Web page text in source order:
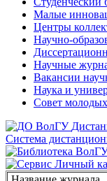
Малые
Центры
Научно-
Научные
Вакансии
Наука и
Совет
Система